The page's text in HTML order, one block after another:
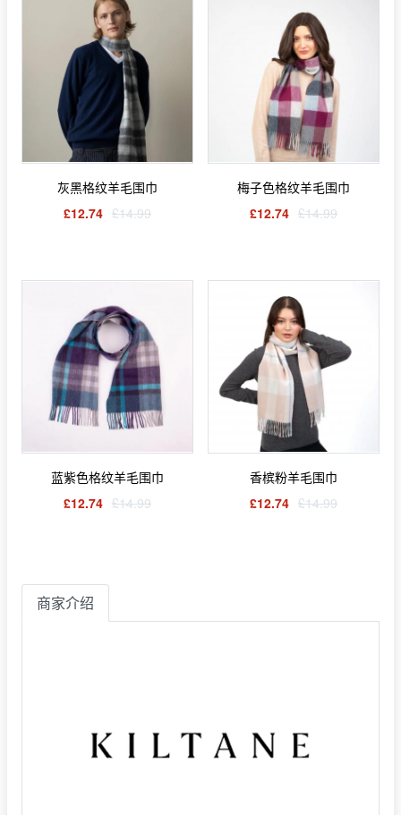
灰黑格纹羊毛围巾
£12.74 £14.99
梅子色格纹羊毛围巾
£12.74 £14.99
蓝紫色格纹羊毛围巾
£12.74 £14.99
香槟粉羊毛围巾
£12.74 £14.99
商家介绍